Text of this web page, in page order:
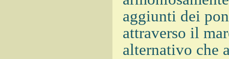
aggiunti dei
attraverso il
alternativo che